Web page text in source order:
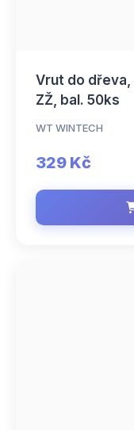
Vrut do dřeva,
ZŽ, bal. 50ks
WT WINTECH
329 Kč